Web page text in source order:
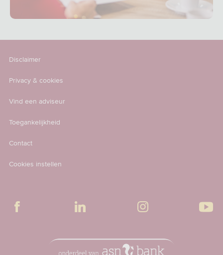
Disclaimer
Privacy & cookies
Vind een adviseur
Toegankelijkheid
Contact
Cookies instellen